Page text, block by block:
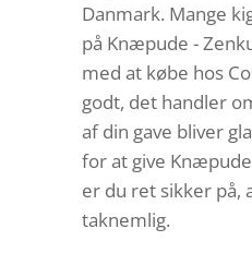
Danmark. Mange
på Knæpude -
med at købe hos
godt, det handler
af din gave bliver
for at give
er du ret sikker på,
taknemlig.